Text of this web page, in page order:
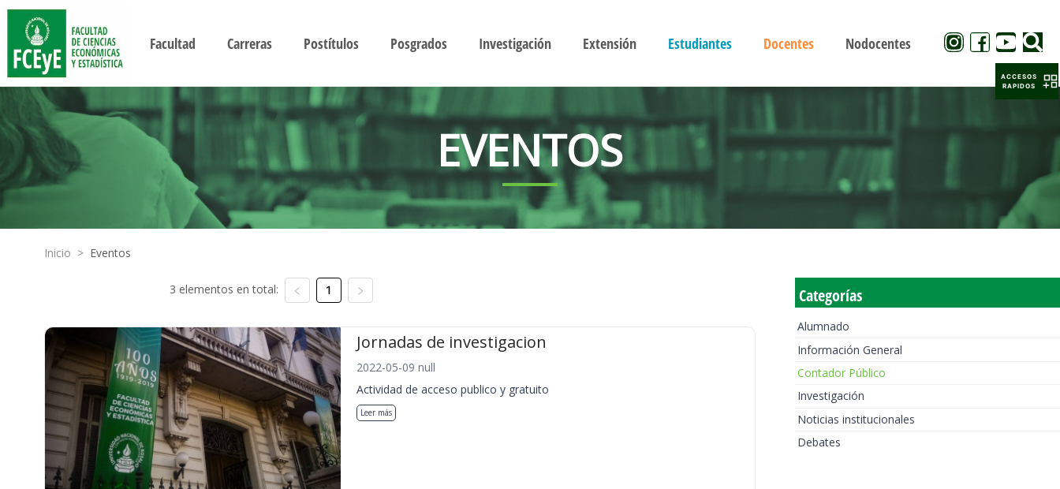
Facultad Carreras Postítulos Posgrados Investigación Extensión Estudiantes Docentes Nodocentes
EVENTOS
Inicio > Eventos
3 elementos en total: 1
Jornadas de investigacion
2022-05-09 null
Actividad de acceso publico y gratuito
Leer más
Categorías
Alumnado
Información General
Contador Público
Investigación
Noticias institucionales
Debates
ACCESOS
RAPIDOS